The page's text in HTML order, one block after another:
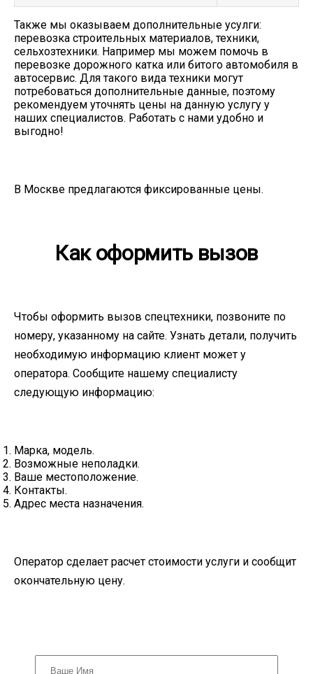
Также мы оказываем дополнительные усулги:
перевозка строительных материалов, техники,
сельхозтехники. Например мы можем помочь в
перевозке дорожного катка или битого автомобиля в
автосервис. Для такого вида техники могут
потребоваться дополнительные данные, поэтому
рекомендуем уточнять цены на данную услугу у
наших специалистов. Работать с нами удобно и
выгодно!
В Москве предлагаются фиксированные цены.
Как оформить вызов
Чтобы оформить вызов спецтехники, позвоните по
номеру, указанному на сайте. Узнать детали, получить
необходимую информацию клиент может у
оператора. Сообщите нашему специалисту
следующую информацию:
Марка, модель.
Возможные неполадки.
Ваше местоположение.
Контакты.
Адрес места назначения.
Оператор сделает расчет стоимости услуги и сообщит
окончательную цену.